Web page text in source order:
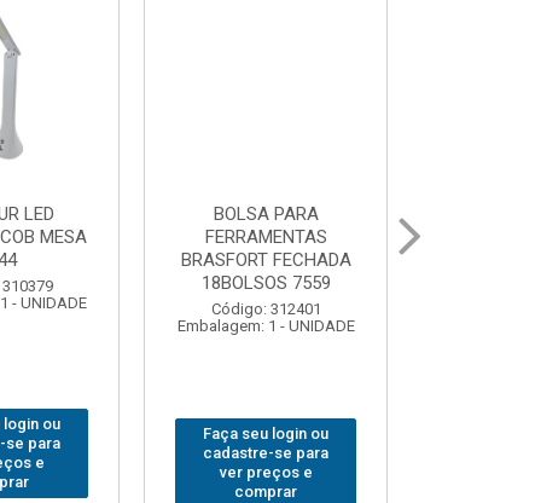
PARA
7559
login ou
se para
e
GRAMPO MARCENEIRO
SARGENTO BRASFORT
80x 250
Código: 312649
Embalagem: 1 - UNIDADE
Faça seu login ou
cadastre-se para
ver preços e
comprar